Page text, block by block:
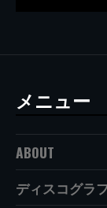
メニュー
ABOUT
ディスコグラ